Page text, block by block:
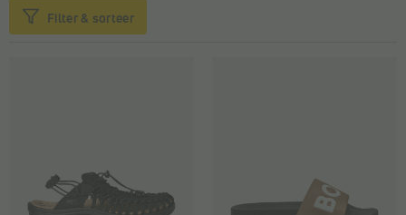
Filter & sorteer